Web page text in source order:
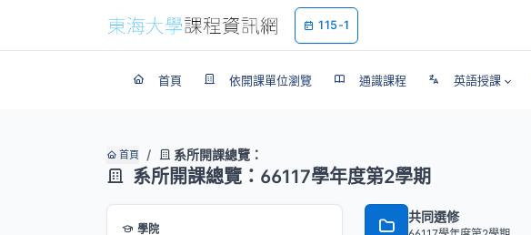
115-1
首頁 依開課單位瀏覽 通識課程 英語授課
首頁 系所開課總覽：
系所開課總覽：66117學年度第2學期
學院
共同選修